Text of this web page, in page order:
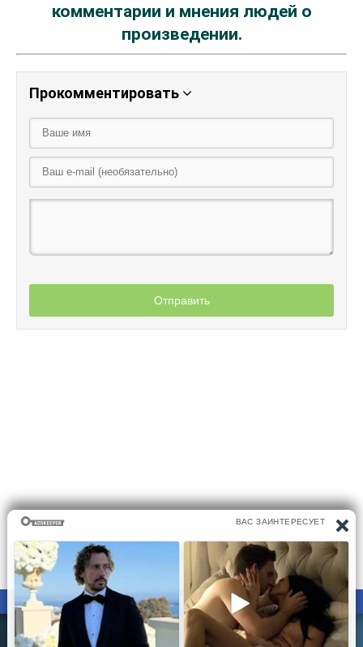
комментарии и мнения людей о
произведении.
Прокомментировать
Отправить
ПРАВООБЛАДАТЕЛЯМ ПОЛИТИКА КОНФИДЕНЦИАЛЬНОСТИ
Все материалы на сайте размещаются его пользователями.